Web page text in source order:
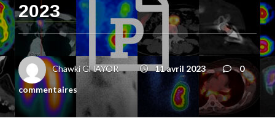
2023
Chawki GHAYOR 11 avril 2023
0
commentaires